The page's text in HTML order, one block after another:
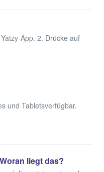
App. 2. Drücke auf
und Tabletsverfügbar.
liegt das?